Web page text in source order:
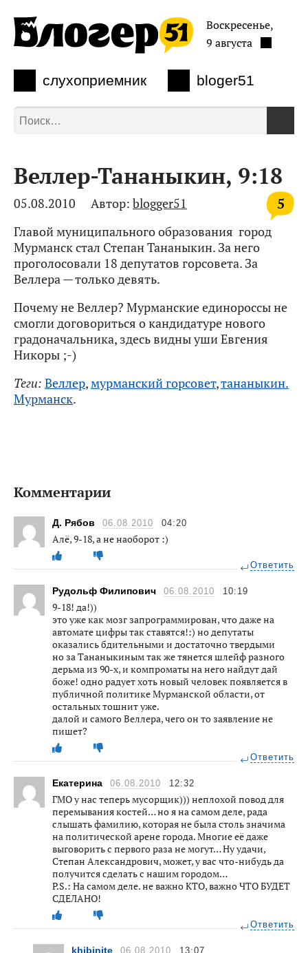
слухоприемник bloger51
Воскресенье,
9 августа
Веллер-Тананыкин, 9:18
5
05.08.2010 Автор: blogger51
Главой муниципального образования город
Мурманск стал Степан Тананыкин. За него
проголосовали 18 депутатов горсовета. За
Веллера — только девять.
Почему не Веллер? Мурманские единороссы не
смогли договориться о кандидатуре нового
градоначальника, здесь видны уши Евгения
Никоры ;-)
Теги: Веллер,мурманский горсовет,тананыкин.
Мурманск.
Комментарии
Д. Рябов 06.08.2010 04:20
Алё, 9-18, а не наоборот :)
Ответить
Рудольф Филипович 06.08.2010 10:19
9-18! да!))
это уже как мозг запрограммирован, что даже на
автомате цифры так ставятся!:) но депутаты
оказались бдительными и достаточно твердыми
но за Тананыкиным так же тянется шлейф разного
дерьма из 90-х, и компроматы на него найдут дай
боже! одно радует хоть новый человек появляется в
публичной политике Мурманской области, от
остальных тошнит уже.
далой и самого Веллера, чего он то заявление не
пишет?
Ответить
Екатерина 06.08.2010 12:32
ГМО у нас теперь мусорщик))) неплохой повод для
перемывания костей… но я на самом деле, рада
слышать фамилию, которая не была столь значима
на политической арене города. Многие её даже
выговорить с первого раза не могут… Ну удачи,
Степан Александрович, может, у вас что-нибудь да
получится сделать с нашим городом…
P.S.: На самом деле. не важно КТО, важно ЧТО БУДЕТ
СДЕЛАНО!
Ответить
khibinite 06.08.2010 13:07